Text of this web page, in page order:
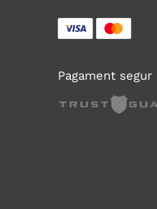
Pagament segur